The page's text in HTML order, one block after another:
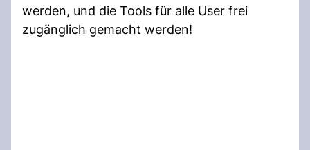
werden, und die Tools für alle User frei
zugänglich gemacht werden!